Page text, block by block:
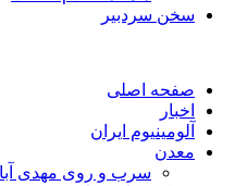
سخن سردبیر
صفحه اصلی
اخبار
آلومینیوم ایران
معدن
سرب و روی مهدی